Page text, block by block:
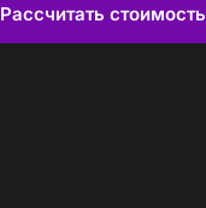
Рассчитать стоимость